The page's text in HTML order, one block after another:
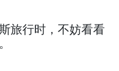
旅行时，不妨看看